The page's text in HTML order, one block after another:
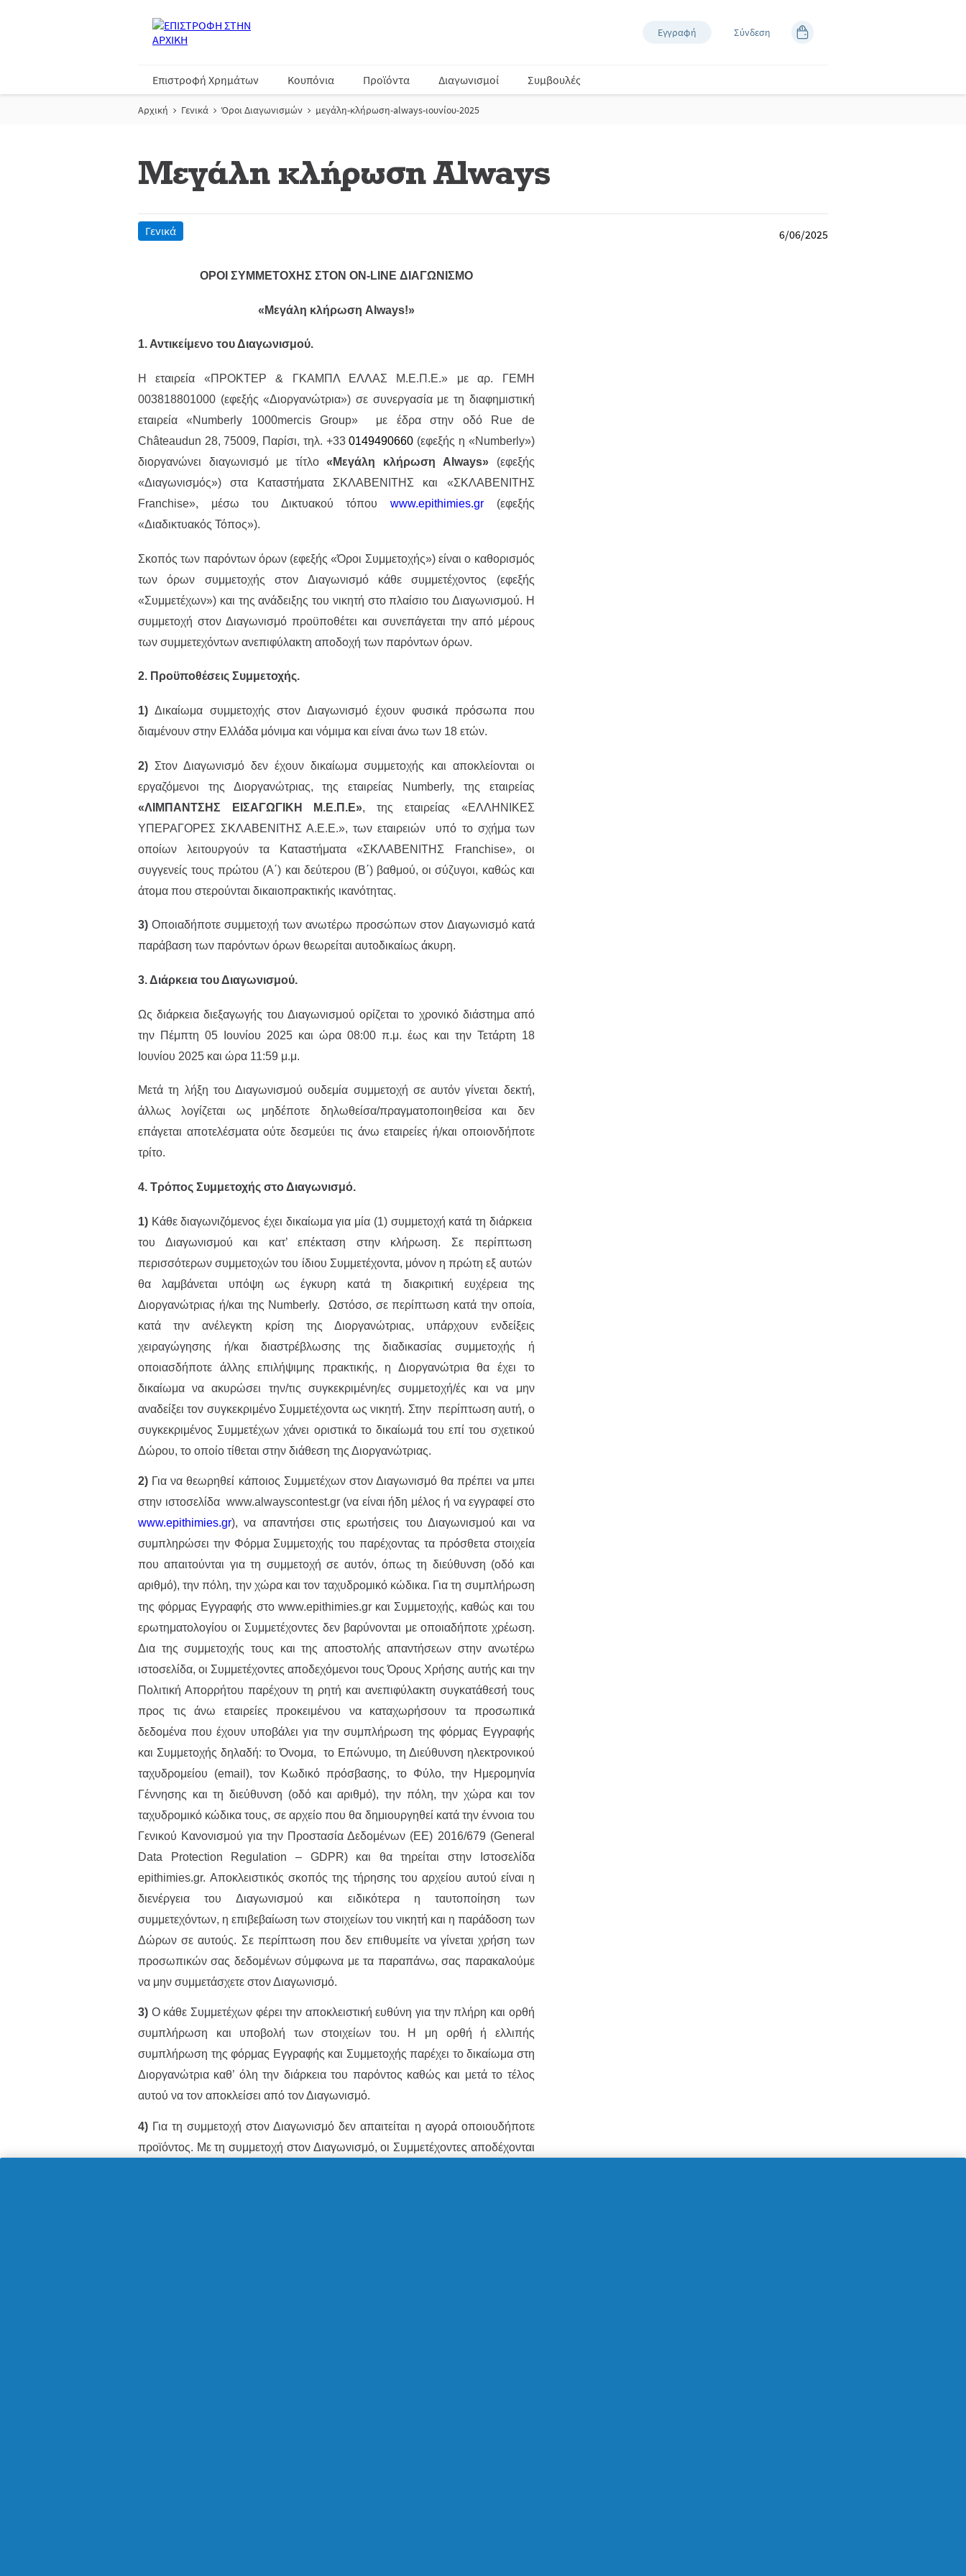
Εγγραφή Σύνδεση
Επιστροφή Χρημάτων Κουπόνια Προϊόντα Διαγωνισμοί Συμβουλές
Αρχική Γενικά Όροι Διαγωνισμών μεγάλη-κλήρωση-always-ιουνίου-2025
Μεγάλη κλήρωση Always
Γενικά 6/06/2025
ΟΡΟΙ ΣΥΜΜΕΤΟΧΗΣ ΣΤΟΝ ON-LINE ΔΙΑΓΩΝΙΣΜΟ
«Μεγάλη κλήρωση Always!»
1. Αντικείμενο του Διαγωνισμού.
H εταιρεία «ΠΡΟΚΤΕΡ & ΓΚΑΜΠΛ ΕΛΛΑΣ M.Ε.Π.Ε.» με αρ. ΓΕΜΗ
003818801000 (εφεξής «Διοργανώτρια») σε συνεργασία με τη διαφημιστική
εταιρεία «Numberly 1000mercis Group» με έδρα στην οδό Rue de
Châteaudun 28, 75009, Παρίσι, τηλ. +330149490660 (εφεξής η «Numberly»)
διοργανώνει διαγωνισμό με τίτλο«Μεγάλη κλήρωση Always» (εφεξής
«Διαγωνισμός») στα Καταστήματα ΣΚΛΑΒΕΝΙΤΗΣ και «ΣΚΛΑΒΕΝΙΤΗΣ
Franchise», μέσω του Δικτυακού τόπουwww.epithimies.gr (εφεξής
«Διαδικτυακός Τόπος»).
Σκοπός των παρόντων όρων (εφεξής «Όροι Συμμετοχής») είναι ο καθορισμός
των όρων συμμετοχής στον Διαγωνισμό κάθε συμμετέχοντος (εφεξής
«Συμμετέχων») και της ανάδειξης του νικητή στο πλαίσιο του Διαγωνισμού. Η
συμμετοχή στον Διαγωνισμό προϋποθέτει και συνεπάγεται την από μέρους
των συμμετεχόντων ανεπιφύλακτη αποδοχή των παρόντων όρων.
2. Προϋποθέσεις Συμμετοχής.
1) Δικαίωμα συμμετοχής στον Διαγωνισμό έχουν φυσικά πρόσωπα που
διαμένουν στην Ελλάδα μόνιμα και νόμιμα και είναι άνω των 18 ετών.
2) Στον Διαγωνισμό δεν έχουν δικαίωμα συμμετοχής και αποκλείονται οι
εργαζόμενοι της Διοργανώτριας, της εταιρείας Numberly, της εταιρείας
«ΛΙΜΠΑΝΤΣΗΣ ΕΙΣΑΓΩΓΙΚΗ Μ.Ε.Π.Ε», της εταιρείας «ΕΛΛΗΝΙΚΕΣ
ΥΠΕΡΑΓΟΡΕΣ ΣΚΛΑΒΕΝΙΤΗΣ Α.Ε.Ε.», των εταιρειών υπό το σχήμα των
οποίων λειτουργούν τα Καταστήματα «ΣΚΛΑΒΕΝΙΤΗΣ Franchise», οι
συγγενείς τους πρώτου (Α΄) και δεύτερου (Β΄) βαθμού, οι σύζυγοι, καθώς και
άτομα που στερούνται δικαιοπρακτικής ικανότητας.
3) Οποιαδήποτε συμμετοχή των ανωτέρω προσώπων στον Διαγωνισμό κατά
παράβαση των παρόντων όρων θεωρείται αυτοδικαίως άκυρη.
3. Διάρκεια του Διαγωνισμού.
Ως διάρκεια διεξαγωγής του Διαγωνισμού ορίζεται το χρονικό διάστημα από
την Πέμπτη 05 Ιουνίου 2025 και ώρα 08:00 π.μ. έως και την Τετάρτη 18
Ιουνίου 2025 και ώρα 11:59 μ.μ.
Μετά τη λήξη του Διαγωνισμού ουδεμία συμμετοχή σε αυτόν γίνεται δεκτή,
άλλως λογίζεται ως μηδέποτε δηλωθείσα/πραγματοποιηθείσα και δεν
επάγεται αποτελέσματα ούτε δεσμεύει τις άνω εταιρείες ή/και οποιονδήποτε
τρίτο.
4. Τρόπος Συμμετοχής στο Διαγωνισμό.
1) Κάθε διαγωνιζόμενος έχει δικαίωμα για μία (1) συμμετοχή κατά τη διάρκεια
του Διαγωνισμού και κατ’ επέκταση στην κλήρωση. Σε περίπτωση
περισσότερων συμμετοχών του ίδιου Συμμετέχοντα, μόνον η πρώτη εξ αυτών
θα λαμβάνεται υπόψη ως έγκυρη κατά τη διακριτική ευχέρεια της
Διοργανώτριας ή/και της Numberly. Ωστόσο, σε περίπτωση κατά την οποία,
κατά την ανέλεγκτη κρίση της Διοργανώτριας, υπάρχουν ενδείξεις
χειραγώγησης ή/και διαστρέβλωσης της διαδικασίας συμμετοχής ή
οποιασδήποτε άλλης επιλήψιμης πρακτικής, η Διοργανώτρια θα έχει το
δικαίωμα να ακυρώσει την/τις συγκεκριμένη/ες συμμετοχή/ές και να μην
αναδείξει τον συγκεκριμένο Συμμετέχοντα ως νικητή. Στην περίπτωση αυτή, ο
συγκεκριμένος Συμμετέχων χάνει οριστικά το δικαίωμά του επί του σχετικού
Δώρου, το οποίο τίθεται στην διάθεση της Διοργανώτριας.
2) Για να θεωρηθεί κάποιος Συμμετέχων στον Διαγωνισμό θα πρέπει να μπει
στην ιστοσελίδα www.alwayscontest.gr (να είναι ήδη μέλος ή να εγγραφεί στο
www.epithimies.gr), να απαντήσει στις ερωτήσεις του Διαγωνισμού και να
συμπληρώσει την Φόρμα Συμμετοχής του παρέχοντας τα πρόσθετα στοιχεία
που απαιτούνται για τη συμμετοχή σε αυτόν, όπως τη διεύθυνση (οδό και
αριθμό), την πόλη, την χώρα και τον ταχυδρομικό κώδικα. Για τη συμπλήρωση
της φόρμας Εγγραφής στο www.epithimies.gr και Συμμετοχής, καθώς και του
ερωτηματολογίου οι Συμμετέχοντες δεν βαρύνονται με οποιαδήποτε χρέωση.
Δια της συμμετοχής τους και της αποστολής απαντήσεων στην ανωτέρω
ιστοσελίδα, οι Συμμετέχοντες αποδεχόμενοι τους Όρους Χρήσης αυτής και την
Πολιτική Απορρήτου παρέχουν τη ρητή και ανεπιφύλακτη συγκατάθεσή τους
προς τις άνω εταιρείες προκειμένου να καταχωρήσουν τα προσωπικά
δεδομένα που έχουν υποβάλει για την συμπλήρωση της φόρμας Εγγραφής
και Συμμετοχής δηλαδή: το Όνομα, το Επώνυμο, τη Διεύθυνση ηλεκτρονικού
ταχυδρομείου (email), τον Κωδικό πρόσβασης, το Φύλο, την Ημερομηνία
Γέννησης και τη διεύθυνση (οδό και αριθμό), την πόλη, την χώρα και τον
ταχυδρομικό κώδικα τους, σε αρχείο που θα δημιουργηθεί κατά την έννοια του
Γενικού Κανονισμού για την Προστασία Δεδομένων (ΕΕ) 2016/679 (General
Data Protection Regulation – GDPR) και θα τηρείται στην Ιστοσελίδα
epithimies.gr. Αποκλειστικός σκοπός της τήρησης του αρχείου αυτού είναι η
διενέργεια του Διαγωνισμού και ειδικότερα η ταυτοποίηση των
συμμετεχόντων, η επιβεβαίωση των στοιχείων του νικητή και η παράδοση των
Δώρων σε αυτούς. Σε περίπτωση που δεν επιθυμείτε να γίνεται χρήση των
προσωπικών σας δεδομένων σύμφωνα με τα παραπάνω, σας παρακαλούμε
να μην συμμετάσχετε στον Διαγωνισμό.
3) Ο κάθε Συμμετέχων φέρει την αποκλειστική ευθύνη για την πλήρη και ορθή
συμπλήρωση και υποβολή των στοιχείων του. Η μη ορθή ή ελλιπής
συμπλήρωση της φόρμας Εγγραφής και Συμμετοχής παρέχει το δικαίωμα στη
Διοργανώτρια καθ’ όλη την διάρκεια του παρόντος καθώς και μετά το τέλος
αυτού να τον αποκλείσει από τον Διαγωνισμό.
4) Για τη συμμετοχή στον Διαγωνισμό δεν απαιτείται η αγορά οποιουδήποτε
προϊόντος. Με τη συμμετοχή στον Διαγωνισμό, οι Συμμετέχοντες αποδέχονται